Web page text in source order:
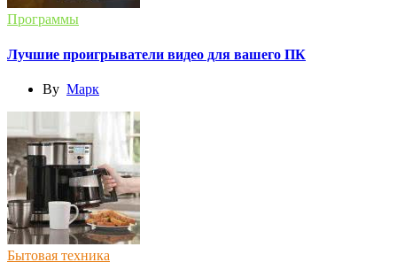
Программы
Лучшие проигрыватели видео для вашего ПК
By Марк
Бытовая техника